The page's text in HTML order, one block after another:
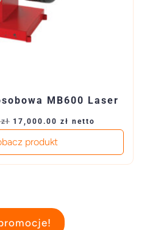
MB600 Laser
zł Pierwotna
18,000.00 zł.
17,000.00 zł Aktualna
17,000.00 zł.
netto
produkt